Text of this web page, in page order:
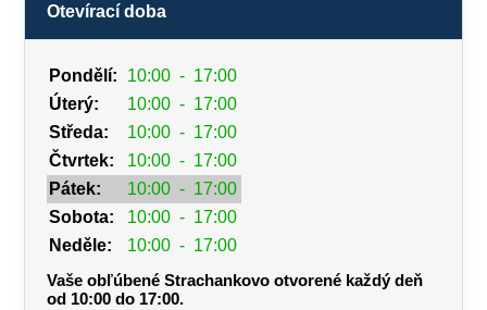
Otevírací doba
Pondělí: 10:00 - 17:00
Úterý:
10:00 - 17:00
Středa:
10:00 - 17:00
Čtvrtek:
10:00 - 17:00
Pátek:
10:00 - 17:00
Sobota:
10:00 - 17:00
Neděle:
10:00 - 17:00
Vaše obľúbené Strachankovo otvorené každý deň
od 10:00 do 17:00.